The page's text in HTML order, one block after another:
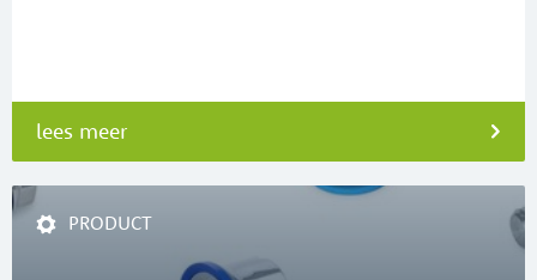
lees meer
PRODUCT